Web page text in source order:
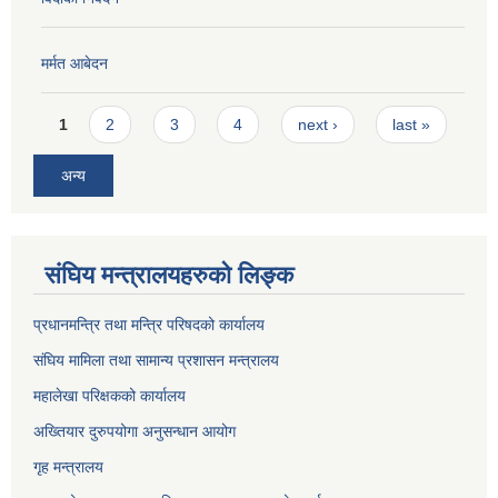
मर्मत आबेदन
Pages
1 2 3 4 next › last »
अन्य
संघिय मन्त्रालयहरुको लिङ्‍क
प्रधानमन्त्रि तथा मन्त्रि परिषदको कार्यालय
संघिय मामिला तथा सामान्य प्रशासन मन्त्रालय
महालेखा परिक्षकको कार्यालय
अख्तियार दुरुपयोगा अनुसन्धान आयोग
गृह मन्त्रालय